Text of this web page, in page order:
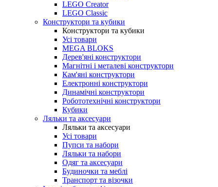
LEGO Creator
LEGO Classic
Конструктори та кубики
Конструктори та кубики
Усі товари
MEGA BLOKS
Дерев'яні конструктори
Магнітні і металеві конструктори
Кам'яні конструктори
Електронні конструктори
Динамічні конструктори
Робототехнічні конструктори
Кубики
Ляльки та аксесуари
Ляльки та аксесуари
Усі товари
Пупси та набори
Ляльки та набори
Одяг та аксесуари
Будиночки та меблі
Транспорт та візочки